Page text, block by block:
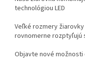
technológiou LED
Veľké rozmery
rovnomerne rozptyľujú
Objavte nové